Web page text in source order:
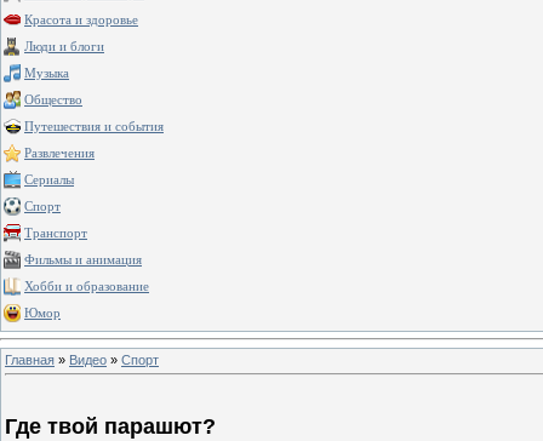
Красота и здоровье
Люди и блоги
Музыка
Общество
Путешествия и события
Развлечения
Сериалы
Спорт
Транспорт
Фильмы и анимация
Хобби и образование
Юмор
Главная » Видео » Спорт
Где твой парашют?